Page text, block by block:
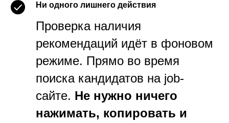
Ни одного лишнего действия
Проверка наличия
рекомендаций идёт в фоновом
режиме. Прямо во время
поиска кандидатов на job-
сайте. Не нужно ничего
нажимать, копировать и